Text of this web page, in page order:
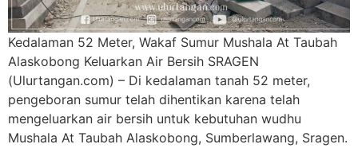
Kedalaman 52 Meter, Wakaf Sumur Mushala At Taubah
Alaskobong Keluarkan Air Bersih SRAGEN
(Ulurtangan.com) – Di kedalaman tanah 52 meter,
pengeboran sumur telah dihentikan karena telah
mengeluarkan air bersih untuk kebutuhan wudhu
Mushala At Taubah Alaskobong, Sumberlawang, Sragen.